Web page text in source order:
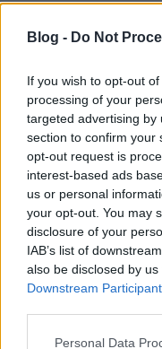
Blog - Do Not
If you wish to opt-out
processing of your
targeted advertising by
section to confirm your
opt-out request is
interest-based ads
us or personal
your opt-out. You may
disclosure of your
IAB’s list of
also be disclosed by
Downstream
Please note that this
Personal Data
10 éve
@kekecke: ez mán
Sanko13
10 éve
Ejnye, és még a
hogy azt válaszolta
Vagy épp ettől
Punetti